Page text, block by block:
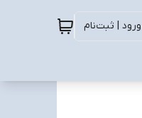
ورود | ثبت‌نام